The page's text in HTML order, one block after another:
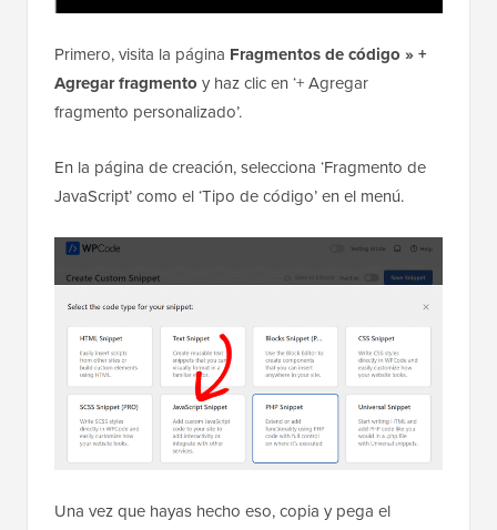
Primero, visita la página Fragmentos de código » +
Agregar fragmento y haz clic en ‘+ Agregar
fragmento personalizado’.
En la página de creación, selecciona ‘Fragmento de
JavaScript’ como el ‘Tipo de código’ en el menú.
Una vez que hayas hecho eso, copia y pega el